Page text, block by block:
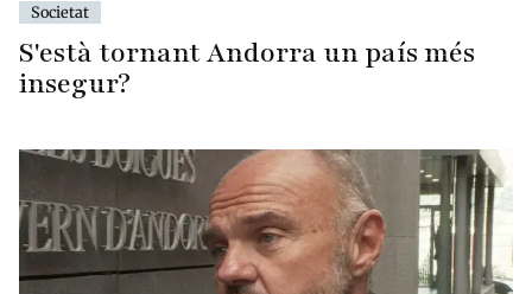
Societat
S'està tornant Andorra un país més
insegur?